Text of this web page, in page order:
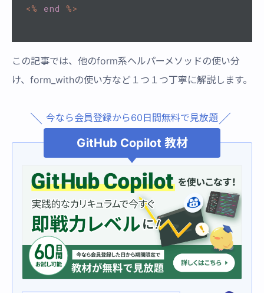
<%
end %>
この記事では、他のform系ヘルパーメソッドの使い分
け、form_withの使い方など１つ１つ丁寧に解説します。
今なら会員登録から60日間無料で見放題
GitHub Copilot 教材